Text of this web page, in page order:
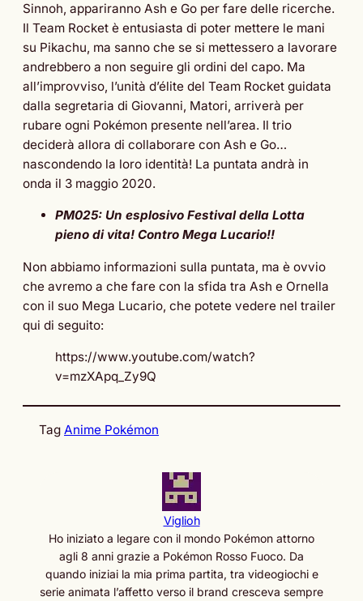
Sinnoh, appariranno Ash e Go per fare delle ricerche.
Il Team Rocket è entusiasta di poter mettere le mani
su Pikachu, ma sanno che se si mettessero a lavorare
andrebbero a non seguire gli ordini del capo. Ma
all’improvviso, l’unità d’élite del Team Rocket guidata
dalla segretaria di Giovanni, Matori, arriverà per
rubare ogni Pokémon presente nell’area. Il trio
deciderà allora di collaborare con Ash e Go…
nascondendo la loro identità! La puntata andrà in
onda il 3 maggio 2020.
PM025: Un esplosivo Festival della Lotta
pieno di vita! Contro Mega Lucario!!
Non abbiamo informazioni sulla puntata, ma è ovvio
che avremo a che fare con la sfida tra Ash e Ornella
con il suo Mega Lucario, che potete vedere nel trailer
qui di seguito:
https://www.youtube.com/watch?
v=mzXApq_Zy9Q
Tag Anime Pokémon
Viglioh
Ho iniziato a legare con il mondo Pokémon attorno
agli 8 anni grazie a Pokémon Rosso Fuoco. Da
quando iniziai la mia prima partita, tra videogiochi e
serie animata l’affetto verso il brand cresceva sempre